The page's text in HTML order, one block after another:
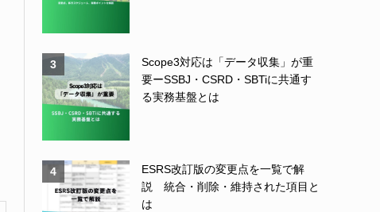
3
Scope3対応は「データ収集」が重
要ーSSBJ・CSRD・SBTiに共通す
る実務基盤とは
4
ESRS改訂版の変更点を一覧で解
説 統合・削除・維持された項目と
は